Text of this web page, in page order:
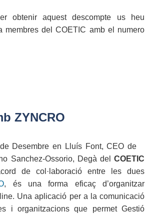
obtenir aquest descompte us heu
membres del COETIC amb el numero
ZYNCRO
Desembre en Lluís Font, CEO de
Sanchez-Ossorio, Degà del COETIC
de col·laboració entre les dues
, és una forma eficaç d’organitzar
Una aplicació per a la comunicació
i organitzacions que permet Gestió